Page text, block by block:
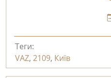
Теги:
VAZ, 2109, Київ